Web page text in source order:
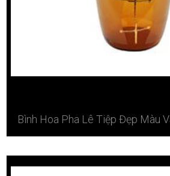
Bình Hoa Pha Lê Tiệp Đẹp Màu